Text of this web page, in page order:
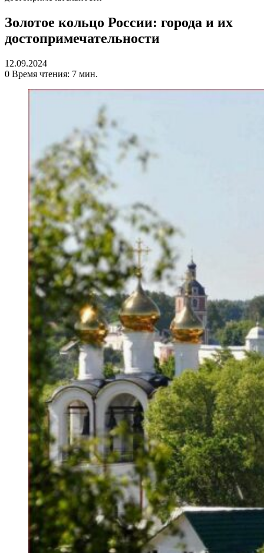
Золотое кольцо России: города и их
достопримечательности
12.09.2024
0 Время чтения: 7 мин.